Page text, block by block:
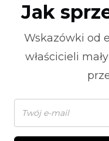
Jak
Wskazówki od
właścicieli